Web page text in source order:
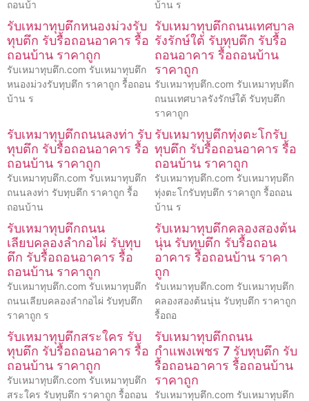
ถอนบ้า บ้าน ร
รับเหมาทุบตึกหนองม่วงรับ
ทุบตึก รับรื้อถอนอาคาร รื้อ
ถอนบ้าน ราคาถูก
รับเหมาทุบตึก.com รับเหมาทุบตึก
หนองม่วงรับทุบตึก ราคาถูก รื้อถอน
บ้าน ร
รับเหมาทุบตึกถนนเทศบาล
รังรักษ์ใต้ รับทุบตึก รับรื้อ
ถอนอาคาร รื้อถอนบ้าน
ราคาถูก
รับเหมาทุบตึก.com รับเหมาทุบตึก
ถนนเทศบาลรังรักษ์ใต้ รับทุบตึก
ราคาถูก
รับเหมาทุบตึกถนนลงท่า รับ
ทุบตึก รับรื้อถอนอาคาร รื้อ
ถอนบ้าน ราคาถูก
รับเหมาทุบตึก.com รับเหมาทุบตึก
ถนนลงท่า รับทุบตึก ราคาถูก รื้อ
ถอนบ้าน
รับเหมาทุบตึกทุ่งตะโกรับ
ทุบตึก รับรื้อถอนอาคาร รื้อ
ถอนบ้าน ราคาถูก
รับเหมาทุบตึก.com รับเหมาทุบตึก
ทุ่งตะโกรับทุบตึก ราคาถูก รื้อถอน
บ้าน ร
รับเหมาทุบตึกถนน
เลียบคลองลำกอไผ่ รับทุบ
ตึก รับรื้อถอนอาคาร รื้อ
ถอนบ้าน ราคาถูก
รับเหมาทุบตึก.com รับเหมาทุบตึก
ถนนเลียบคลองลำกอไผ่ รับทุบตึก
ราคาถูก ร
รับเหมาทุบตึกคลองสองต้น
นุ่น รับทุบตึก รับรื้อถอน
อาคาร รื้อถอนบ้าน ราคา
ถูก
รับเหมาทุบตึก.com รับเหมาทุบตึก
คลองสองต้นนุ่น รับทุบตึก ราคาถูก
รื้อถอ
รับเหมาทุบตึกสระใคร รับ
ทุบตึก รับรื้อถอนอาคาร รื้อ
ถอนบ้าน ราคาถูก
รับเหมาทุบตึก.com รับเหมาทุบตึก
สระใคร รับทุบตึก ราคาถูก รื้อถอน
รับเหมาทุบตึกถนน
กำแพงเพชร 7 รับทุบตึก รับ
รื้อถอนอาคาร รื้อถอนบ้าน
ราคาถูก
รับเหมาทุบตึก.com รับเหมาทุบตึก